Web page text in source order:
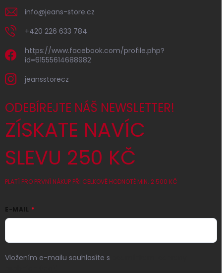
info@jeans-store.cz
+420 226 633 784
https://www.facebook.com/profile.php?
id=61555614688982
jeansstorecz
ODEBÍREJTE NÁŠ NEWSLETTER!
ZÍSKATE NAVÍC
SLEVU 250 KČ
PLATÍ PRO PRVNÍ NÁKUP PŘI CELKOVÉ HODNOTĚ MIN. 2 500 KČ
E-MAIL
Vložením e-mailu souhlasíte s